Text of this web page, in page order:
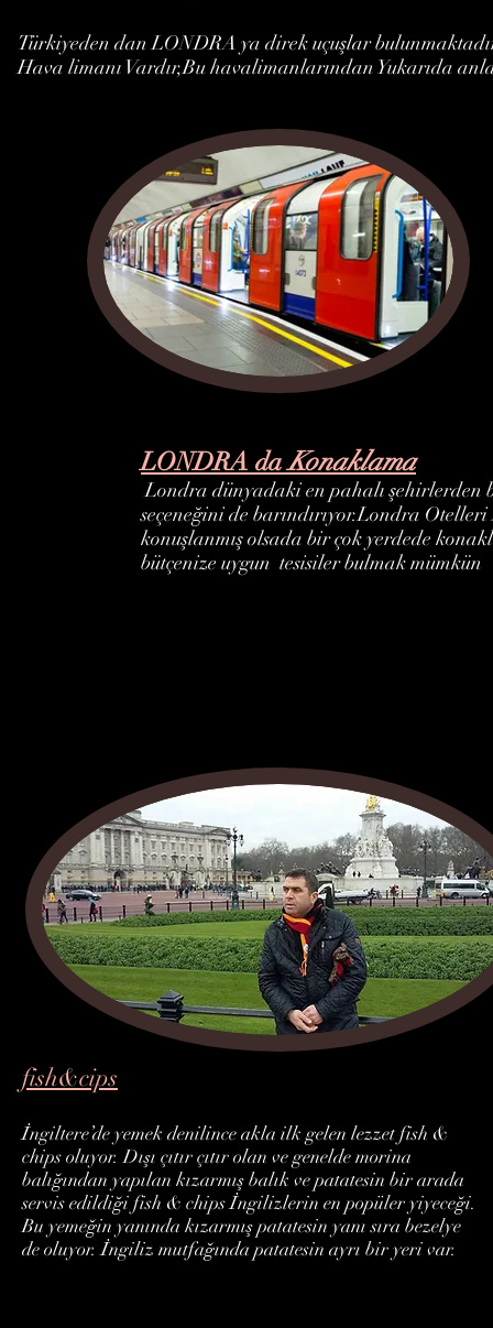
Türkiyeden dan LONDRA ya direk uçuşlar
Hava limanı Vardır,Bu havalimanlarından Yukarıda
LONDRA daKonaklama
Londra dünyadaki en pahalı şehirlerden
seçeneğini de barındırıyor.Londra
konuşlanmış olsada bir çok yerdede
bütçenize uygun tesisiler bulmak mümkün
fish&cips
İngiltere’de yemek denilince akla ilk gelen lezzet fish &
chips oluyor. Dışı çıtır çıtır olan ve genelde morina
balığından yapılan kızarmış balık ve patatesin bir arada
servis edildiği fish & chips İngilizlerin en popüler yiyeceği.
Bu yemeğin yanında kızarmış patatesin yanı sıra bezelye
de oluyor. İngiliz mutfağında patatesin ayrı bir yeri var.